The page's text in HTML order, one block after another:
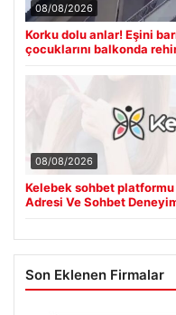
08/08/2026
Korku dolu anlar! Eşini
çocuklarını balkonda
08/08/2026
Kelebek sohbet
Adresi Ve Sohbet
Son Eklenen Firmalar